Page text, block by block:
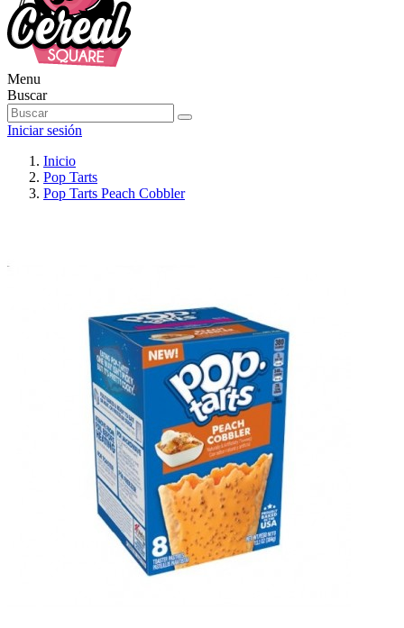
Menu
Buscar
Iniciar sesión
Inicio
Pop Tarts
Pop Tarts Peach Cobbler